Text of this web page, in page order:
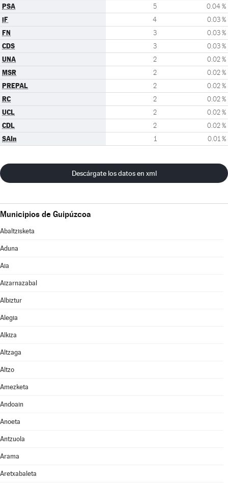
PSA 5 0.04 %
iF 4 0.03 %
FN 3 0.03 %
CDS 3 0.03 %
UNA 2 0.02 %
MSR 2 0.02 %
PREPAL 2 0.02 %
RC 2 0.02 %
UCL 2 0.02 %
CDL 2 0.02 %
SAIn 1 0.01 %
Descárgate los datos en xml
Municipios de Guipúzcoa
Abaltzisketa
Aduna
Aia
Aizarnazabal
Albiztur
Alegia
Alkiza
Altzaga
Altzo
Amezketa
Andoain
Anoeta
Antzuola
Arama
Aretxabaleta